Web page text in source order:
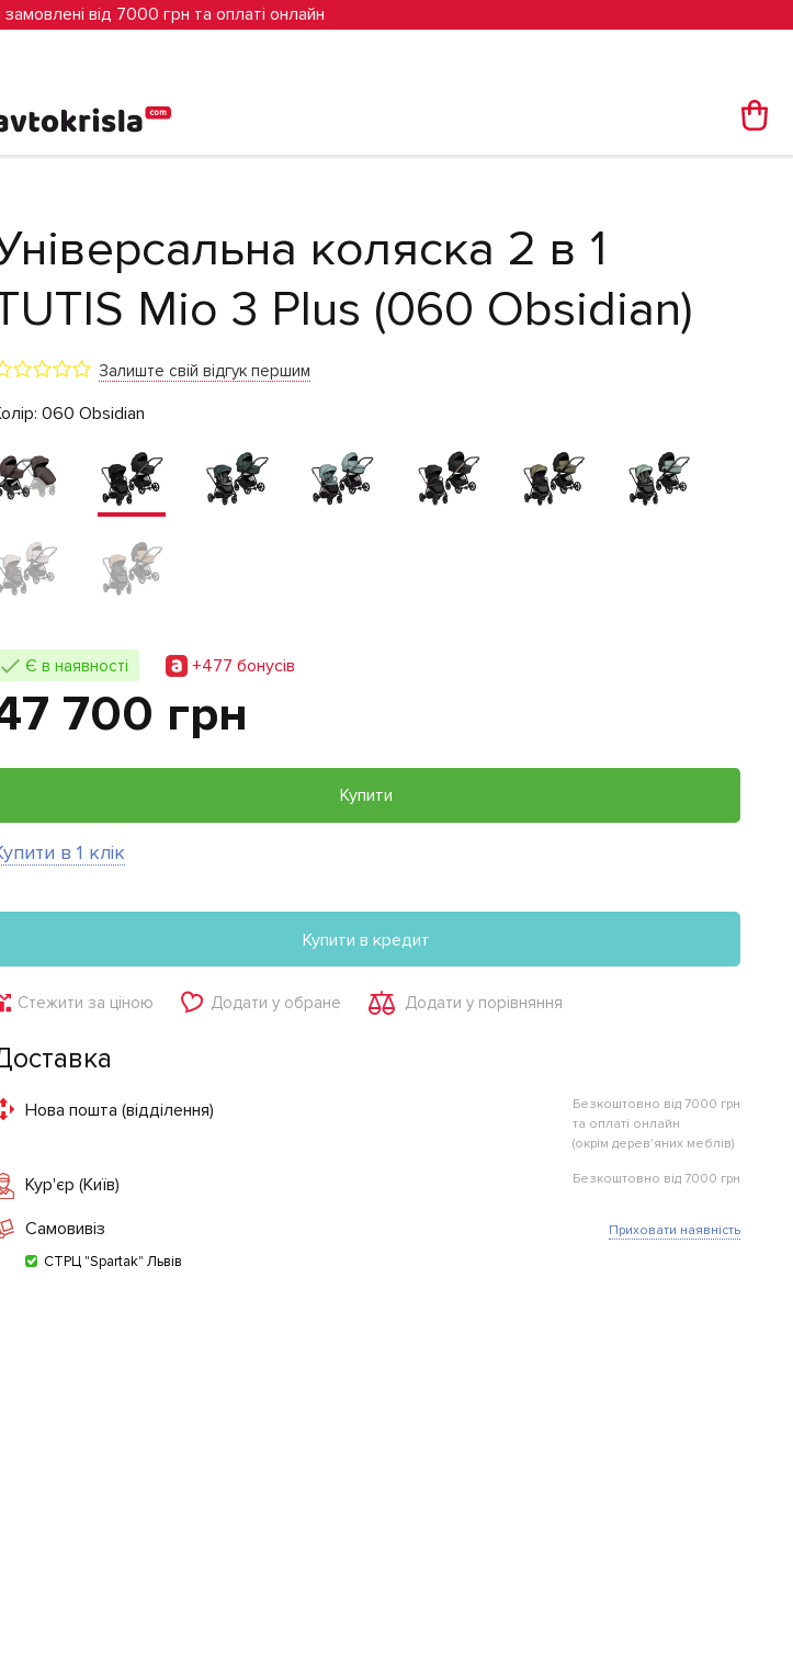
від 7000 грн та оплаті онлайн
коляска 2 в 1
Mio 3 Plus (060 Obsidian)
Залиште свій відгук першим
060 Obsidian
Є в наявності +477 бонусiв
700 грн
Купити
в 1 клік
Купити в кредит
Стежити за ціною Додати у обране Додати у порівняння
Нова пошта (відділення)
Безкоштовно від 7000 грн
та оплаті онлайн
(окрім дерев'яних меблів)
Кур'єр (Київ) Безкоштовно від 7000 грн
Самовивіз
СТРЦ "Spartak" Львів
Приховати наявність